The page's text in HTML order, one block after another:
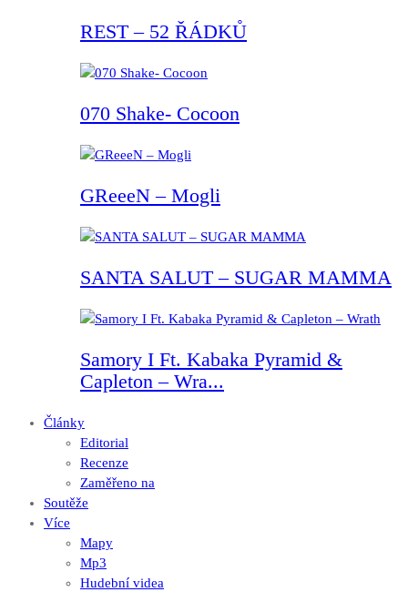
REST – 52 ŘÁDKŮ
070 Shake- Cocoon
GReeeN – Mogli
SANTA SALUT – SUGAR MAMMA
Samory I Ft. Kabaka Pyramid &
Capleton – Wra...
Články
Editorial
Recenze
Zaměřeno na
Soutěže
Více
Mapy
Mp3
Hudební videa